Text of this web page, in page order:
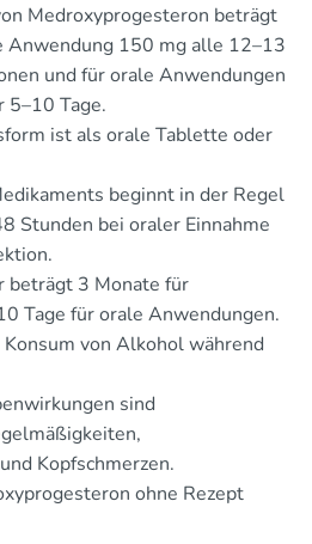
Medroxyprogesteron beträgt
Anwendung 150 mg alle 12–13
und für orale Anwendungen
5–10 Tage.
ist als orale Tablette oder
beginnt in der Regel
Stunden bei oraler Einnahme
beträgt 3 Monate für
Tage für orale Anwendungen.
von Alkohol während
sind
Kopfschmerzen.
ohne Rezept